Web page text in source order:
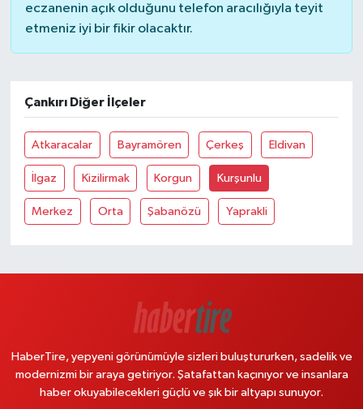
eczanenin açık olduğunu telefon aracılığıyla teyit
etmeniz iyi bir fikir olacaktır.
Çankırı Diğer İlçeler
Atkaracalar Bayramören Çerkeş Eldivan
İlgaz Kizilirmak Korgun Kurşunlu
Merkez Orta Şabanözü Yaprakli
HaberTire, yepyeni görünümüyle sizleri buluştururken, sadelik ve
modernizmi bir araya getiriyor. Şatafattan kaçınıyor ve insanlara
haber okuyabilecekleri güçlü ve şık bir altyapı sunuyor.